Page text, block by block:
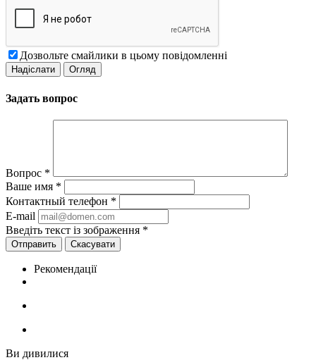
Дозвольте смайлики в цьому повідомленні
Задать вопрос
Вопрос *
Ваше имя *
Контактный телефон *
E-mail
Введіть текст із зображення *
Скасувати
Рекомендації
Ви дивилися